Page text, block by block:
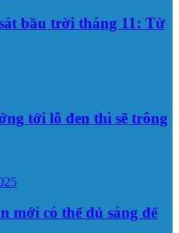
bầu trời tháng 11: Từ
tới lỗ đen thì sẽ trông
mới có thể đủ sáng để